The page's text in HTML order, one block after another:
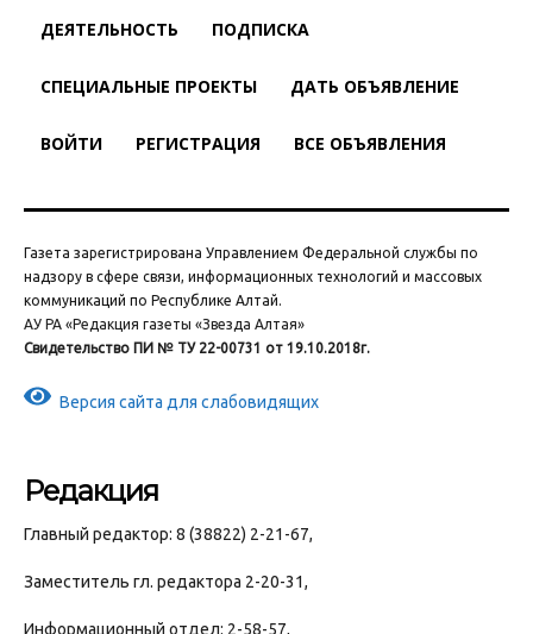
ДЕЯТЕЛЬНОСТЬ ПОДПИСКА
СПЕЦИАЛЬНЫЕ ПРОЕКТЫ ДАТЬ ОБЪЯВЛЕНИЕ
ВОЙТИ РЕГИСТРАЦИЯ ВСЕ ОБЪЯВЛЕНИЯ
Газета зарегистрирована Управлением Федеральной службы по
надзору в сфере связи, информационных технологий и массовых
коммуникаций по Республике Алтай.
АУ РА «Редакция газеты «Звезда Алтая»
Свидетельство ПИ № ТУ 22-00731 от 19.10.2018г.
Версия сайта для слабовидящих
Редакция
Главный редактор: 8 (38822) 2-21-67,
Заместитель гл. редактора 2-20-31,
Информационный отдел: 2-58-57,